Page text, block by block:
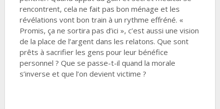
rencontrent, cela ne fait pas bon ménage et les
révélations vont bon train à un rythme effréné. «
Promis, ça ne sortira pas d’ici », c’est aussi une vision
de la place de l’argent dans les relatons. Que sont
prêts à sacrifier les gens pour leur bénéfice
personnel ? Que se passe-t-il quand la morale
s’inverse et que l’on devient victime ?